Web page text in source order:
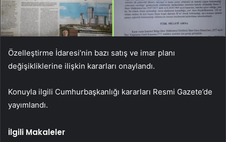
Özelleştirme İdaresi’nin bazı satış ve imar planı
değişikliklerine ilişkin kararları onaylandı.
Konuyla ilgili Cumhurbaşkanlığı kararları Resmi Gazete’de
yayımlandı.
İlgili Makaleler